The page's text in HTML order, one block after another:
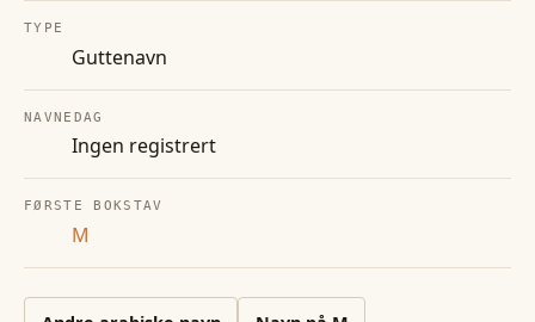
TYPE
Guttenavn
NAVNEDAG
Ingen registrert
FØRSTE BOKSTAV
M